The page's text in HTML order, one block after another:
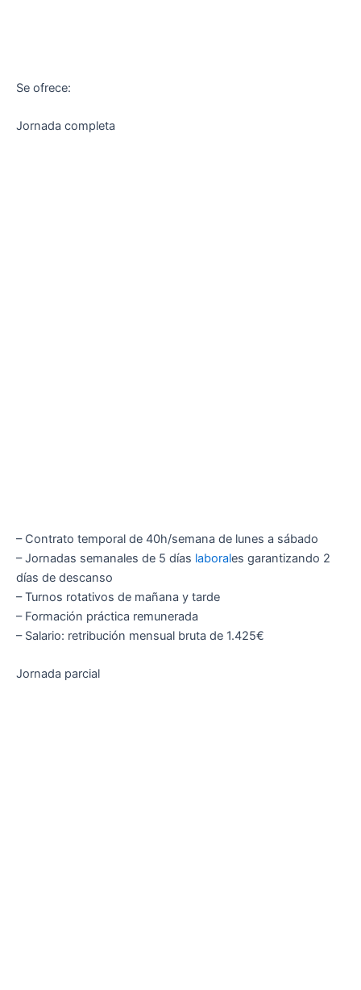
Se ofrece:
Jornada completa
– Contrato temporal de 40h/semana de lunes a sábado
– Jornadas semanales de 5 días laborales garantizando 2
días de descanso
– Turnos rotativos de mañana y tarde
– Formación práctica remunerada
– Salario: retribución mensual bruta de 1.425€
Jornada parcial